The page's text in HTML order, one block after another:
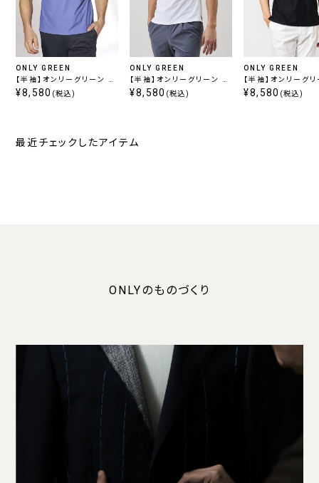
ONLY GREEN
【半袖】オンリーグリーン /
プルオーバー ブルー
¥8,580 (税込)
ONLY GREEN
【半袖】オンリーグリーン /
プルオーバー ホワイト
¥8,580 (税込)
ONLY GREEN
【半袖】オンリーグ
プルオーバー ブラッ
¥8,580 (税込)
最近チェックしたアイテム
ONLYのものづくり